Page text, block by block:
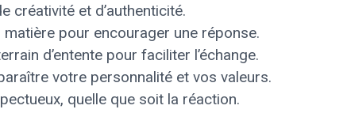
créativité et d’authenticité.
matière pour encourager une réponse.
d’entente pour faciliter l’échange.
votre personnalité et vos valeurs.
quelle que soit la réaction.